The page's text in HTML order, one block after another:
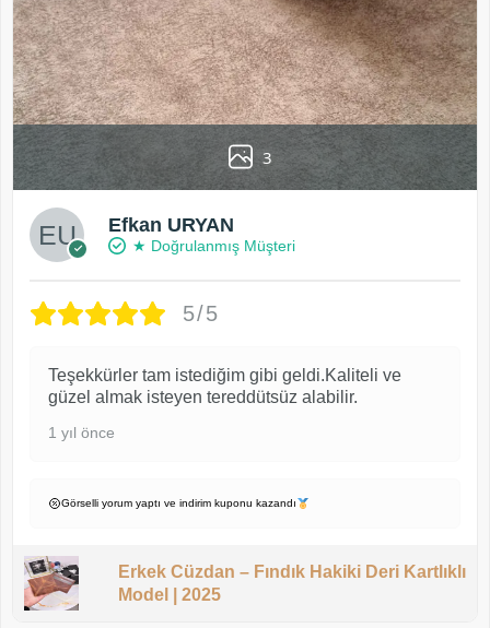
3
Efkan URYAN
★ Doğrulanmış Müşteri
5/5
Teşekkürler tam istediğim gibi geldi.Kaliteli ve
güzel almak isteyen tereddütsüz alabilir.
1 yıl önce
Görselli yorum yaptı ve indirim kuponu kazandı
Erkek Cüzdan – Fındık Hakiki Deri Kartlıklı
Model | 2025